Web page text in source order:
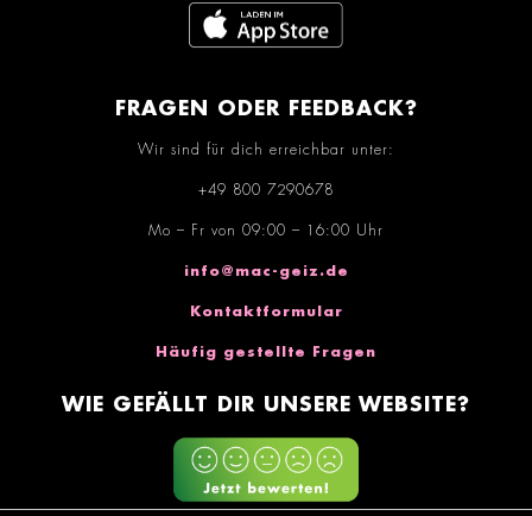
FRAGEN ODER FEEDBACK?
Wir sind für dich erreichbar unter:
+49 800 7290678
Mo – Fr von 09:00 – 16:00 Uhr
info@mac-geiz.de
Kontaktformular
Häufig gestellte Fragen
WIE GEFÄLLT DIR UNSERE WEBSITE?